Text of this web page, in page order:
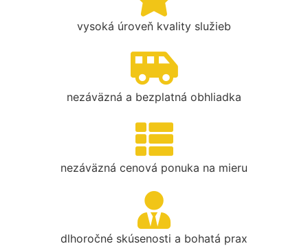
vysoká úroveň kvality služieb
nezáväzná a bezplatná obhliadka
nezáväzná cenová ponuka na mieru
dlhoročné skúsenosti a bohatá prax